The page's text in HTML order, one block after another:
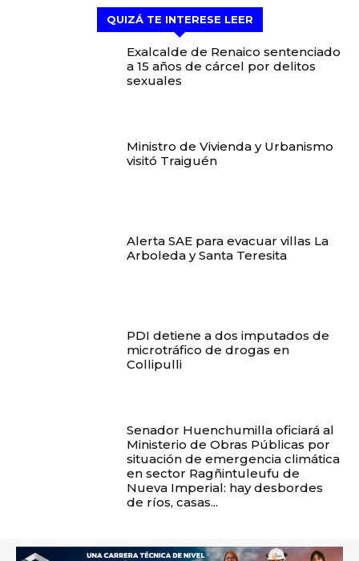
QUIZÁ TE INTERESE LEER
Exalcalde de Renaico sentenciado
a 15 años de cárcel por delitos
sexuales
Ministro de Vivienda y Urbanismo
visitó Traiguén
Alerta SAE para evacuar villas La
Arboleda y Santa Teresita
PDI detiene a dos imputados de
microtráfico de drogas en
Collipulli
Senador Huenchumilla oficiará al
Ministerio de Obras Públicas por
situación de emergencia climática
en sector Ragñintuleufu de
Nueva Imperial: hay desbordes
de ríos, casas...